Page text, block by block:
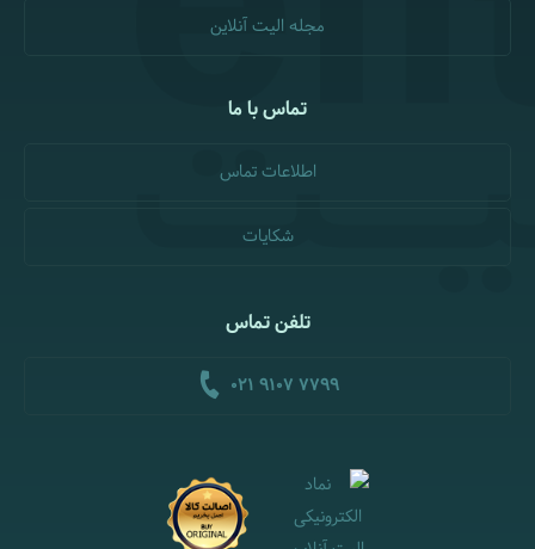
مجله الیت آنلاین
تماس با ما
اطلاعات تماس
شکایات
تلفن تماس
021 9107 7799